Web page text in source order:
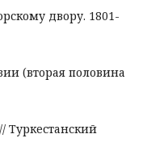
двору. 1801-
(вторая половина
Туркестанский